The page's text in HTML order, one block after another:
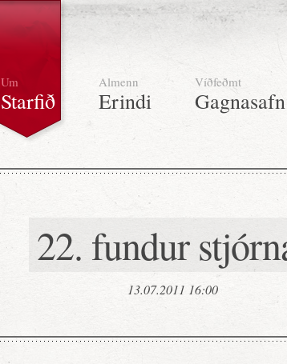
Um
Starfið
Almenn
Erindi
Víðfeðmt
Gagnasafn
22. fundur
13.07.2011 16:00